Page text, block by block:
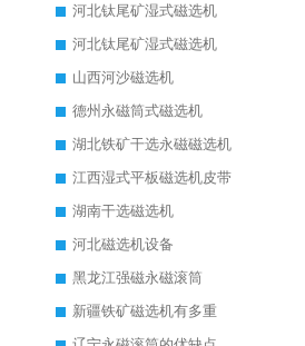
河北钛尾矿湿式磁选机
河北钛尾矿湿式磁选机
山西河沙磁选机
德州永磁筒式磁选机
湖北铁矿干选永磁磁选机
江西湿式平板磁选机皮带
湖南干选磁选机
河北磁选机设备
黑龙江强磁永磁滚筒
新疆铁矿磁选机有多重